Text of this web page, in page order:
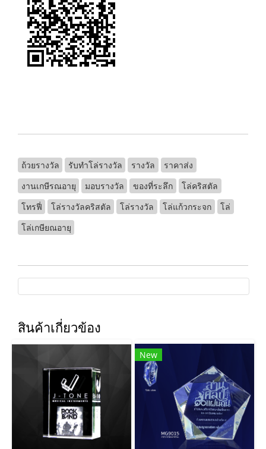
ถ้วยรางวัล รับทําโล่รางวัล รางวัล
ราคาส่ง
งานเกษีรณอายุ
มอบรางวัล ของที่ระลึก
โล่คริสตัล
โทรฟี่
โล่รางวัลคริสตัล โล่รางวัล โล่แก้วกระจก
โล่
โล่เกษียณอายุ
สินค้าเกี่ยวข้อง
New